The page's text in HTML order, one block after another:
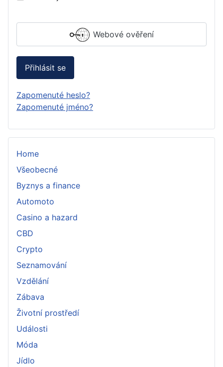
Webové ověření
Přihlásit se
Zapomenuté heslo?
Zapomenuté jméno?
Home
Všeobecné
Byznys a finance
Automoto
Casino a hazard
CBD
Crypto
Seznamování
Vzdělání
Zábava
Životní prostředí
Události
Móda
Jídlo